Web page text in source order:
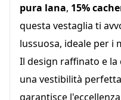
pura lana, 15%
questa vestaglia ti
lussuosa, ideale per i
Il design raffinato e
una vestibilità
garantisce